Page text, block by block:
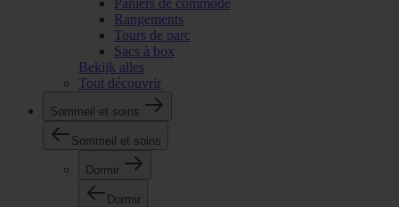
Rangements
Tours de parc
Sacs à box
Bekijk alles
Tout découvrir
Sommeil et soins
Sommeil et soins
Dormir
Dormir